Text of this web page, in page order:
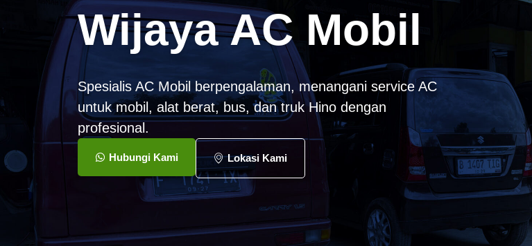
Wijaya AC Mobil
Spesialis AC Mobil berpengalaman, menangani service AC
untuk mobil, alat berat, bus, dan truk Hino dengan
profesional.
Hubungi Kami Lokasi Kami